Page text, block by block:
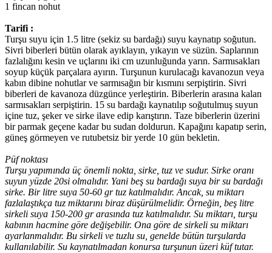
1 fincan nohut
Tarifi :
Turşu suyu için 1.5 litre (sekiz su bardağı) suyu kaynatıp soğutun.
Sivri biberleri bütün olarak ayıklayın, yıkayın ve süzün. Saplarının
fazlalığını kesin ve uçlarını iki cm uzunluğunda yarın. Sarmısakları
soyup küçük parçalara ayırın. Turşunun kurulacağı kavanozun veya
kabın dibine nohutlar ve sarmısağın bir kısmını serpiştirin. Sivri
biberleri de kavanoza düzgünce yerleştirin. Biberlerin arasına kalan
sarmısakları serpiştirin. 15 su bardağı kaynatılıp soğutulmuş suyun
içine tuz, şeker ve sirke ilave edip karıştırın. Taze biberlerin üzerini
bir parmak geçene kadar bu sudan doldurun. Kapağını kapatıp serin,
güneş görmeyen ve rutubetsiz bir yerde 10 gün bekletin.
Püf noktası
Turşu yapımında üç önemli nokta, sirke, tuz ve sudur. Sirke oranı
suyun yüzde 20si olmalıdır. Yani beş su bardağı suya bir su bardağı
sirke. Bir litre suya 50-60 gr tuz katılmalıdır. Ancak, su miktarı
fazlalaştıkça tuz miktarını biraz düşürülmelidir. Örneğin, beş litre
sirkeli suya 150-200 gr arasında tuz katılmalıdır. Su miktarı, turşu
kabının hacmine göre değişebilir. Ona göre de sirkeli su miktarı
ayarlanmalıdır. Bu sirkeli ve tuzlu su, genelde bütün turşularda
kullanılabilir. Su kaynatılmadan konursa turşunun üzeri küf tutar.